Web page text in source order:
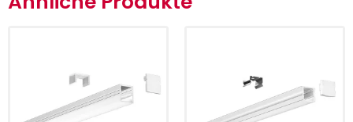
Einbauverfahren Aufputz-Installation
Standardlänge 1m/ 2m/ 3m